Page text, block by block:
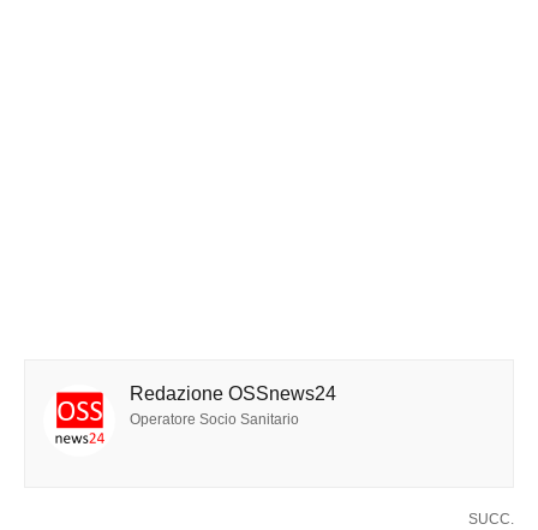
Redazione OSSnews24
Operatore Socio Sanitario
SUCC.